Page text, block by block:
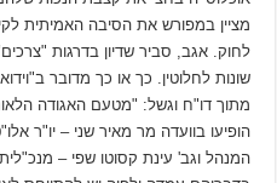
מציין במפורש את הסיבה האמיתית
לחוק. אגב, סביר שדיון בדרגות
שונות לחלוטין. כך או כך מדובר
מתוך דו"ח וגשל: "מטעם האגודה
הופיעו בוועדה מר מאיר שני – יו"ר
המנהל וגב' עינת קסוטו שפי – מנכ"לית